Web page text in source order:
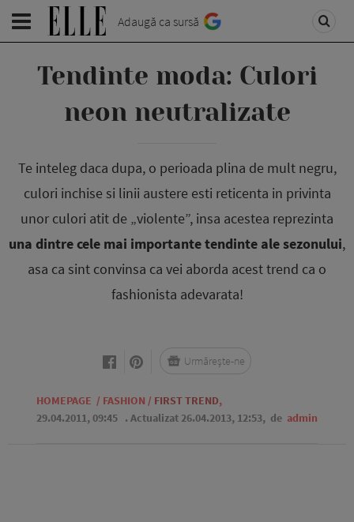
Adaugă ca sursă
Tendinte moda: Culori
neon neutralizate
Te inteleg daca dupa, o perioada plina de mult negru,
culori inchise si linii austere esti reticenta in privinta
unor culori atit de „violente”, insa acestea reprezinta
una dintre cele mai importante tendinte ale sezonului,
asa ca sint convinsa ca vei aborda acest trend ca o
fashionista adevarata!
HOMEPAGE / FASHION / FIRST TREND,
29.04.2011, 09:45 . Actualizat 26.04.2013, 12:53, de admin
Urmărește-ne